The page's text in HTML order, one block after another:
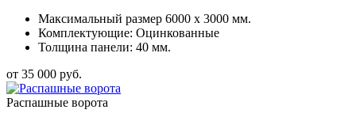
Максимальный размер 6000 x 3000 мм.
Комплектующие: Оцинкованные
Толщина панели: 40 мм.
от 35 000 руб.
Распашные ворота